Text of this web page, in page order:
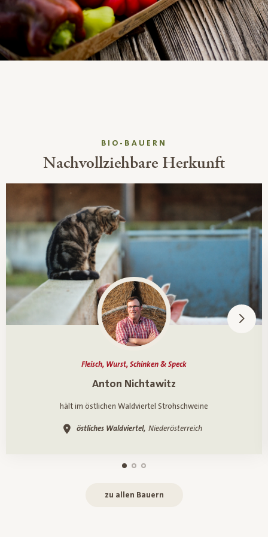
BIO-BAUERN
Nachvollziehbare Herkunft
Fleisch, Wurst, Schinken & Speck
Ein Porträt überAnton Nichtawitz
hält im östlichen Waldviertel Strohschweine
östliches Waldviertel, Niederösterreich
zu allen Bauern